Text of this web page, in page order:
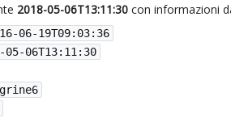
2018-05-06T13:11:30 con informazioni
06-19T09:03:36
05-06T13:11:30